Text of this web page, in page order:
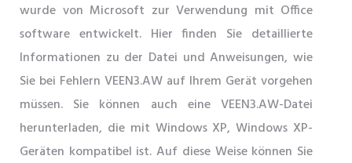
wurde von Microsoft zur Verwendung mit Office
software entwickelt. Hier finden Sie detaillierte
Informationen zu der Datei und Anweisungen, wie
Sie bei Fehlern VEEN3.AW auf Ihrem Gerät vorgehen
müssen. Sie können auch eine VEEN3.AW-Datei
herunterladen, die mit Windows XP, Windows XP-
Geräten kompatibel ist. Auf diese Weise können Sie